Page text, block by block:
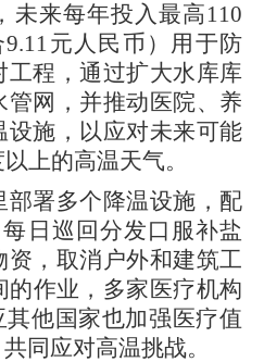
未来每年投入最高110
元人民币）用于防
程，通过扩大水库库
网，并推动医院、养
施，以应对未来可能
上的高温天气。
署多个降温设施，配
日巡回分发口服补盐
，取消户外和建筑工
的作业，多家医疗机构
其他国家也加强医疗值
同应对高温挑战。